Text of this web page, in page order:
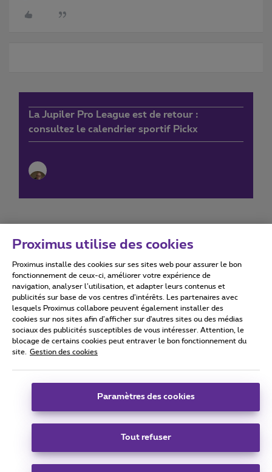
La Jupiler Pro League est de retour :
consultez le calendrier sportif Pickx
Conditions d'utilisation Accessibility statement
Tous droits réservés. © 2026 Proximus
Conditions générales, info consommateur
Coordonnées de l’entreprise
Boulevard du Roi Albert II 27 - B-1030 Bruxelles.
Carrier & Wholesale Solutions
Proximus utilise des cookies
Proximus installe des cookies sur ses sites web pour assurer le bon
fonctionnement de ceux-ci, améliorer votre expérience de
navigation, analyser l’utilisation, et adapter leurs contenus et
publicités sur base de vos centres d’intérêts. Les partenaires avec
lesquels Proximus collabore peuvent également installer des
cookies sur nos sites afin d’afficher sur d'autres sites ou des médias
sociaux des publicités susceptibles de vous intéresser. Attention, le
blocage de certains cookies peut entraver le bon fonctionnement du
site.
Gestion des cookies
Paramètres des cookies
Tout refuser